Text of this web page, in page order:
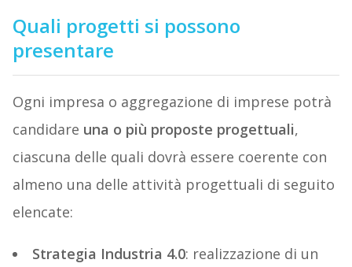
Quali progetti si possono
presentare
Ogni impresa o aggregazione di imprese potrà
candidare una o più proposte progettuali,
ciascuna delle quali dovrà essere coerente con
almeno una delle attività progettuali di seguito
elencate:
Strategia Industria 4.0: realizzazione di un